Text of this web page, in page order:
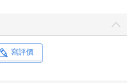
寫評價